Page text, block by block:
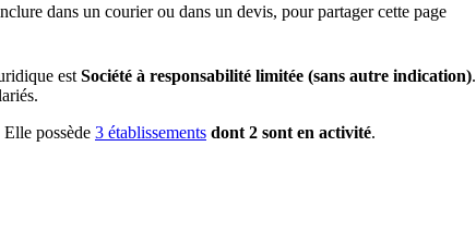
dans un courier ou dans un devis, pour partager cette page
est Société à responsabilité limitée (sans autre indication).
Elle possède 3 établissements dont 2 sont en activité.